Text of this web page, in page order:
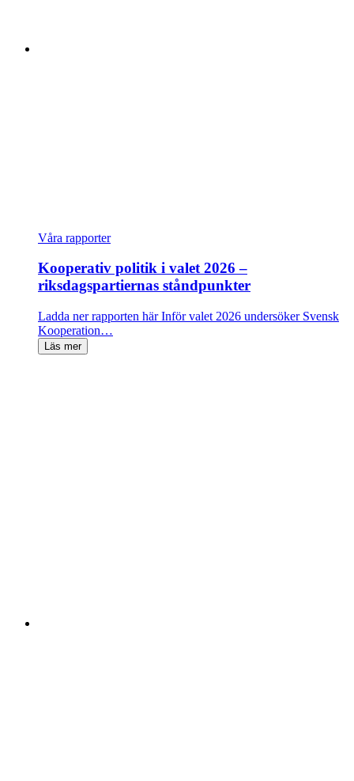
Våra rapporter
Kooperativ politik i valet 2026 –
riksdagspartiernas ståndpunkter
Ladda ner rapporten här Inför valet 2026 undersöker Svensk
Kooperation…
Läs mer